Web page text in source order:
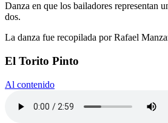
Danza en que los bailadores representan
dos.
La danza fue recopilada por Rafael
El Torito Pinto
Al contenido